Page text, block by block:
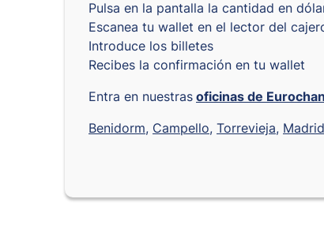
Pulsa en la pantalla la cantidad en
Escanea tu wallet en el lector del
Introduce los billetes
Recibes la confirmación en tu wallet
Entra en nuestras oficinas de
Benidorm, Campello, Torrevieja, Madrid